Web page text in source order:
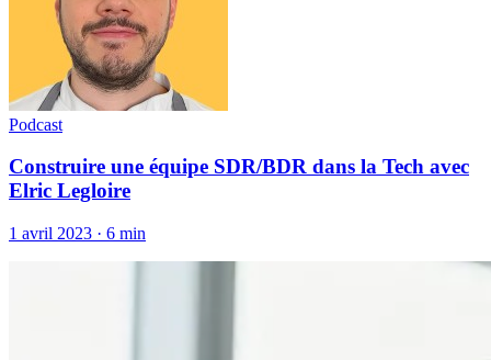
Podcast
Construire une équipe SDR/BDR dans la Tech avec
Elric Legloire
1 avril 2023 · 6 min